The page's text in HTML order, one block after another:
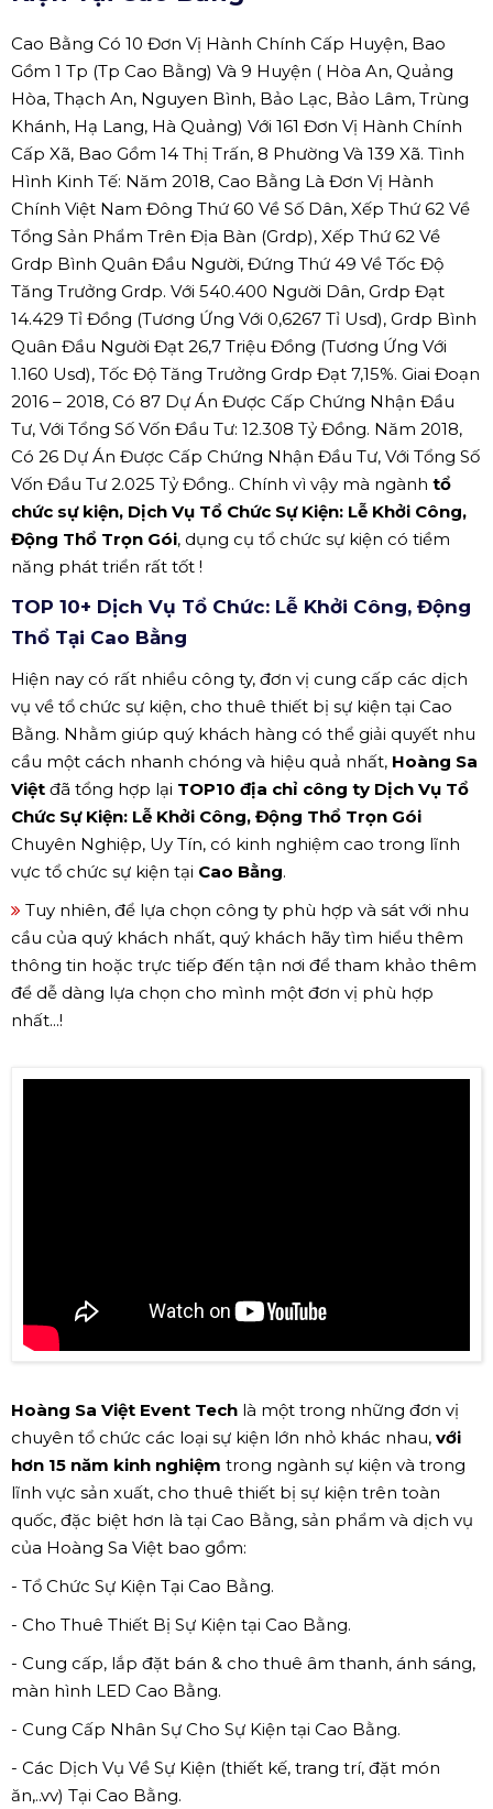
Cao Bằng Có 10 Đơn Vị Hành Chính Cấp Huyện, Bao
Gồm 1 Tp (Tp Cao Bằng) Và 9 Huyện ( Hòa An, Quảng
Hòa, Thạch An, Nguyen Bình, Bảo Lạc, Bảo Lâm, Trùng
Khánh, Hạ Lang, Hà Quảng) Với 161 Đơn Vị Hành Chính
Cấp Xã, Bao Gồm 14 Thị Trấn, 8 Phường Và 139 Xã. Tình
Hình Kinh Tế: Năm 2018, Cao Bằng Là Đơn Vị Hành
Chính Việt Nam Đông Thứ 60 Về Số Dân, Xếp Thứ 62 Về
Tổng Sản Phẩm Trên Địa Bàn (Grdp), Xếp Thứ 62 Về
Grdp Bình Quân Đầu Người, Đứng Thứ 49 Về Tốc Độ
Tăng Trưởng Grdp. Với 540.400 Người Dân, Grdp Đạt
14.429 Tỉ Đồng (Tương Ứng Với 0,6267 Tỉ Usd), Grdp Bình
Quân Đầu Người Đạt 26,7 Triệu Đồng (Tương Ứng Với
1.160 Usd), Tốc Độ Tăng Trưởng Grdp Đạt 7,15%. Giai Đoạn
2016 – 2018, Có 87 Dự Án Được Cấp Chứng Nhận Đầu
Tư, Với Tổng Số Vốn Đầu Tư: 12.308 Tỷ Đồng. Năm 2018,
Có 26 Dự Án Được Cấp Chứng Nhận Đầu Tư, Với Tổng Số
Vốn Đầu Tư 2.025 Tỷ Đồng.. Chính vì vậy mà ngành tổ
chức sự kiện, Dịch Vụ Tổ Chức Sự Kiện: Lễ Khởi Công,
Động Thổ Trọn Gói, dụng cụ tổ chức sự kiện có tiềm
năng phát triển rất tốt !
TOP 10+ Dịch Vụ Tổ Chức: Lễ Khởi Công, Động
Thổ Tại Cao Bằng
Hiện nay có rất nhiều công ty, đơn vị cung cấp các dịch
vụ về tổ chức sự kiện, cho thuê thiết bị sự kiện tại Cao
Bằng. Nhằm giúp quý khách hàng có thể giải quyết nhu
cầu một cách nhanh chóng và hiệu quả nhất, Hoàng Sa
Việt đã tổng hợp lại TOP10 địa chỉ công ty Dịch Vụ Tổ
Chức Sự Kiện: Lễ Khởi Công, Động Thổ Trọn Gói
Chuyên Nghiệp, Uy Tín, có kinh nghiệm cao trong lĩnh
vực tổ chức sự kiện tại Cao Bằng.
Tuy nhiên, để lựa chọn công ty phù hợp và sát với nhu
cầu của quý khách nhất, quý khách hãy tìm hiểu thêm
thông tin hoặc trực tiếp đến tận nơi để tham khảo thêm
để dễ dàng lựa chọn cho mình một đơn vị phù hợp
nhất...!
Hoàng Sa Việt Event Tech là một trong những đơn vị
chuyên tổ chức các loại sự kiện lớn nhỏ khác nhau, với
hơn 15 năm kinh nghiệm trong ngành sự kiện và trong
lĩnh vực sản xuất, cho thuê thiết bị sự kiện trên toàn
quốc, đặc biệt hơn là tại Cao Bằng, sản phẩm và dịch vụ
của Hoàng Sa Việt bao gồm:
- Tổ Chức Sự Kiện Tại Cao Bằng.
- Cho Thuê Thiết Bị Sự Kiện tại Cao Bằng.
- Cung cấp, lắp đặt bán & cho thuê âm thanh, ánh sáng,
màn hình LED Cao Bằng.
- Cung Cấp Nhân Sự Cho Sự Kiện tại Cao Bằng.
- Các Dịch Vụ Về Sự Kiện (thiết kế, trang trí, đặt món
ăn,..vv) Tại Cao Bằng.